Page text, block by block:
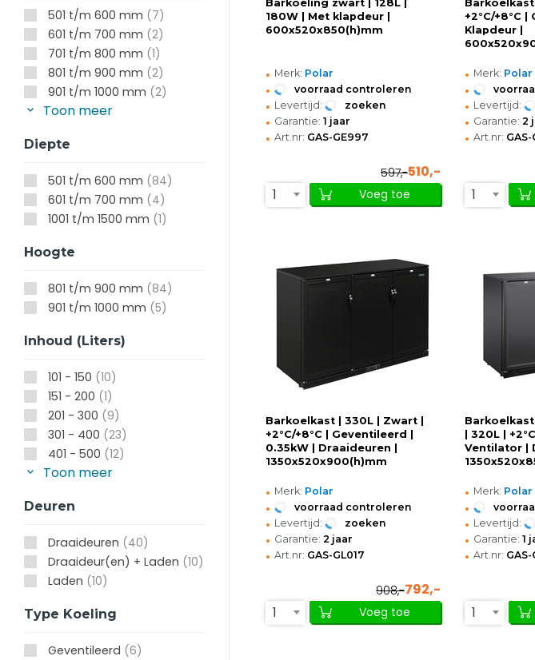
501 t/m 600 mm (7)
601 t/m 700 mm (2)
701 t/m 800 mm (1)
801 t/m 900 mm (2)
901 t/m 1000 mm (2)
Toon meer
Diepte
501 t/m 600 mm (84)
601 t/m 700 mm (4)
1001 t/m 1500 mm (1)
Hoogte
801 t/m 900 mm (84)
901 t/m 1000 mm (5)
Inhoud (Liters)
101 - 150 (10)
151 - 200 (1)
201 - 300 (9)
301 - 400 (23)
401 - 500 (12)
Toon meer
Deuren
Draaideuren (40)
Draaideur(en) + Laden (10)
Laden (10)
Type Koeling
Geventileerd (6)
Barkoeling zwart | 128L |
180W | Met klapdeur |
600x520x850(h)mm
• Merk: Polar
• voorraad controleren
• Levertijd: zoeken
• Garantie: 1 jaar
• Art.nr: GAS-GE997
597,-510,-
1
Voeg toe
Barkoelkast
+2°C/+8°C |
Klapdeur |
• Merk: Polar
•
• Levertijd:
• Garantie: 2
• Art.nr: GAS-
1
Barkoelkast | 330L | Zwart |
+2°C/+8°C | Geventileerd |
0.35kW | Draaideuren |
1350x520x900(h)mm
• Merk: Polar
• voorraad controleren
• Levertijd: zoeken
• Garantie: 2 jaar
• Art.nr: GAS-GL017
908,-792,-
1
Voeg toe
Barkoelkast
| 320L |
Ventilator |
• Merk: Polar
•
• Levertijd:
• Garantie: 1
• Art.nr:
1